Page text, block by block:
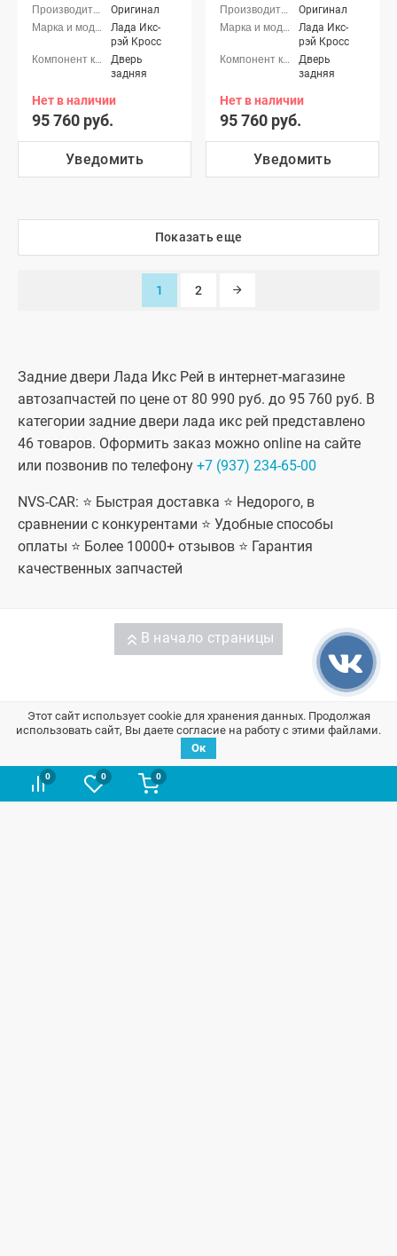
0 0 0
Оригинал
Лада Икс-
рэй Кросс
Дверь
задняя
Нет в наличии
95 760 руб.
Уведомить
Оригинал
Лада Икс-
рэй Кросс
Дверь
задняя
Нет в наличии
95 760 руб.
Уведомить
Показать еще
1 2
Задние двери Лада Икс Рей в интернет-магазине
автозапчастей по цене от 80 990 руб. до 95 760 руб. В
категории задние двери лада икс рей представлено
46 товаров. Оформить заказ можно online на сайте
или позвонив по телефону +7 (937) 234-65-00
NVS-CAR: ⭐ Быстрая доставка ⭐ Недорого, в
сравнении с конкурентами ⭐ Удобные способы
оплаты ⭐ Более 10000+ отзывов ⭐ Гарантия
качественных запчастей
В начало страницы
Запчасти на ВАЗ / Лада
Информация
Этот сайт использует cookie для хранения данных. Продолжая
использовать сайт, Вы даете согласие на работу с этими файлами.
Ок